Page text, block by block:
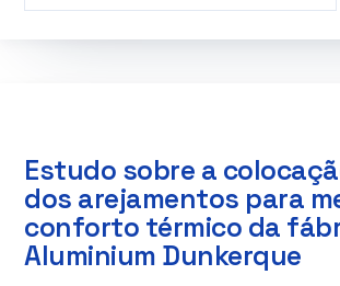
Estudo sobre a
dos arejamentos para
conforto térmico da
Aluminium Dunkerque